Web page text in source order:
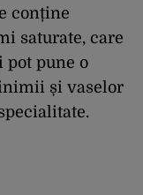
conține
saturate, care
pot pune o
și vaselor